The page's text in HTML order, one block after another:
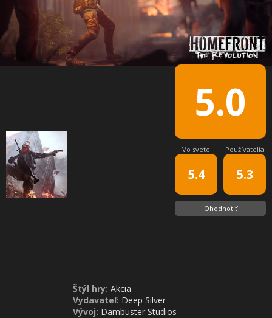
5.0
Vo svete
5.4
Používatelia
5.3
Ohodnotiť
Štýl hry: Akcia
Vydavateľ: Deep Silver
Vývoj: Dambuster Studios